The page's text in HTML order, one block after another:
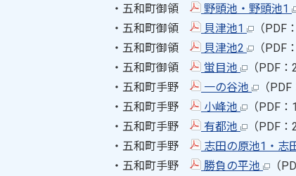
・五和町御領
野頭池・野頭池1
・五和町御領
貝津池1
（PDF
・五和町御領
貝津池2
（PDF
・五和町御領
蛍目池
（PDF
・五和町手野
一の谷池
（
・五和町手野
小峰池
（PDF
・五和町手野
有都池
（PDF
・五和町手野
志田の原池1・志
・五和町手野
勝負の平池
（